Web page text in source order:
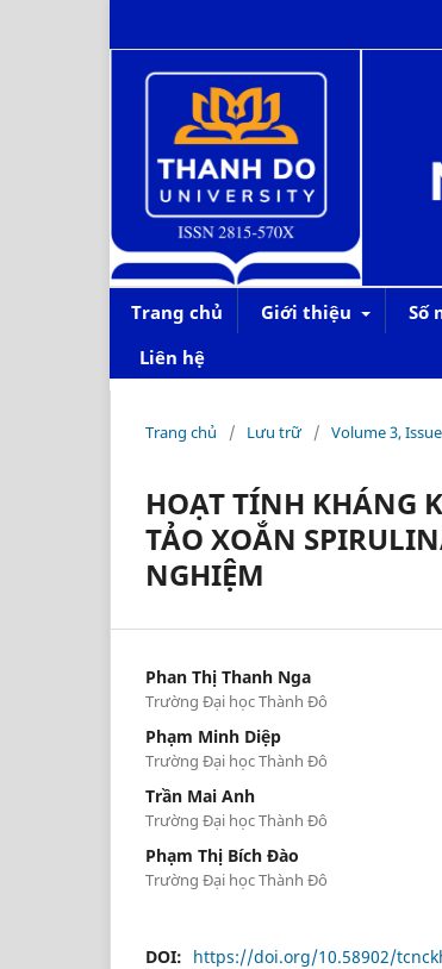
Trang chủ Giới thiệu Số
Liên hệ
Trang chủ / Lưu trữ / Volume 3,
HOẠT TÍNH KHÁNG
TẢO XOẮN
NGHIỆM
Phan Thị Thanh Nga
Trường Đại học Thành Đô
Phạm Minh Diệp
Trường Đại học Thành Đô
Trần Mai Anh
Trường Đại học Thành Đô
Phạm Thị Bích Đào
Trường Đại học Thành Đô
DOI: https://doi.org/10.58902/